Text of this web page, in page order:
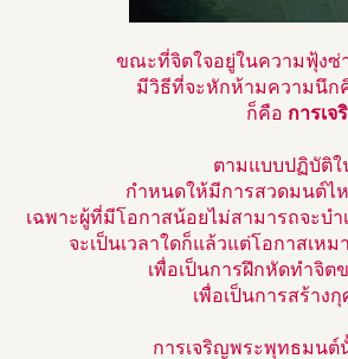
ขณะที่จิตใจอยู่ในความฟุ้งซ่
มีวิธีที่จะหักห้ามความนึก
ก็คือ การเ
ตามแบบปฏิบัติ
กำหนดให้มีการสวดมนต์ไ
เฉพาะผู้ที่มีโอกาสน้อยไม่สามารถจะบ
จะเป็นเวลาใดก็แล้วแต่โอกาสเห
เพื่อเป็นการฝึกหัดทำจิต
เพื่อเป็นการสร้าง
การเจริญพระพุทธมนต์